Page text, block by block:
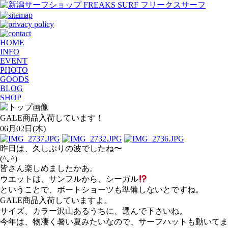
HOME
INFO
EVENT
PHOTO
GOODS
BLOG
SHOP
GALE商品入荷しています！
06月02日(木)
昨日は、久しぶりの波でしたね〜
(^｡^)
皆さん楽しめましたかあ。
ウエットは、サンフルから、シーガル
ということで、ボートショーツも準備しないとですね。
GALE商品入荷していますよ。
サイズ、カラー沢山あるうちに、選んで下さいね。
今年は、物凄く暑い夏みたいなので、サーフハットも動いて